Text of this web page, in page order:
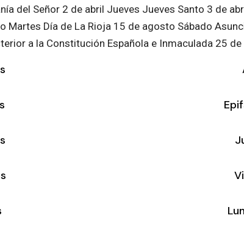
del Señor 2 de abril Jueves Jueves Santo 3 de
Martes Día de La Rioja 15 de agosto Sábado
a la Constitución Española e Inmaculada 25